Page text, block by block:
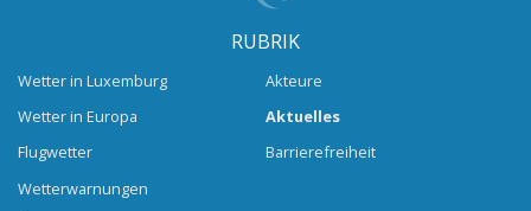
RUBRIK
Wetter in Luxemburg
Wetter in Europa
Flugwetter
Wetterwarnungen
Akteure
Aktuelles
Barrierefreiheit